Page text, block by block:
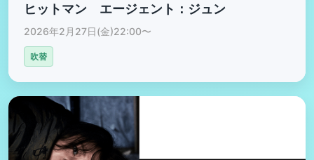
ヒットマン エージェント：ジュン
2026年2月27日(金)22:00〜
吹替